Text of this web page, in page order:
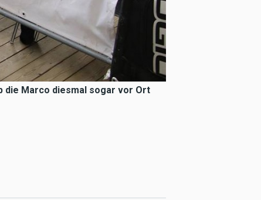
die Marco diesmal sogar vor Ort